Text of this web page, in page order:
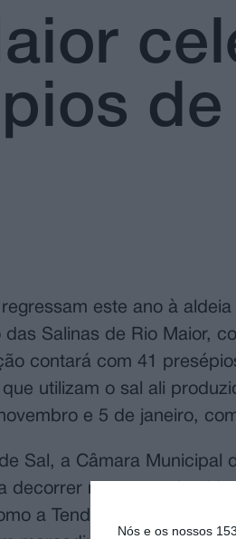
Nós e os nossos
este ano à
Salinas de Rio Maior,
contará com 41
utilizam o sal ali
e 5 de janeiro,
Sal, a Câmara Municipal
decorrer no centro da
a Tenda de Natal, onde